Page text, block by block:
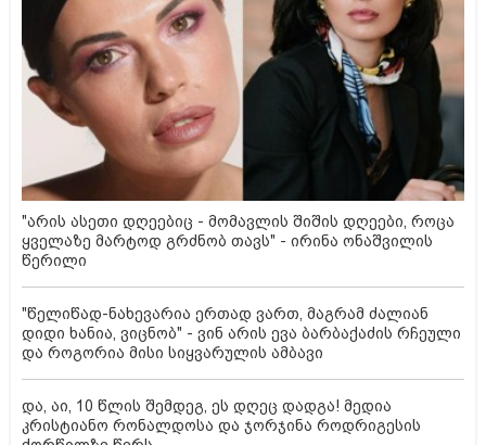
"არის ასეთი დღეებიც - მომავლის შიშის დღეები, როცა
ყველაზე მარტოდ გრძნობ თავს" - ირინა ონაშვილის
წერილი
"წელიწად-ნახევარია ერთად ვართ, მაგრამ ძალიან
დიდი ხანია, ვიცნობ" - ვინ არის ევა ბარბაქაძის რჩეული
და როგორია მისი სიყვარულის ამბავი
და, აი, 10 წლის შემდეგ, ეს დღეც დადგა! მედია
კრისტიანო რონალდოსა და ჯორჯინა როდრიგესის